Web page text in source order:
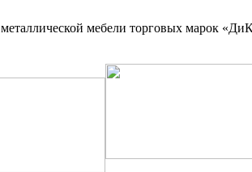
металлической мебели торговых марок